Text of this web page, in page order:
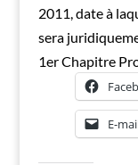
2011, date à
sera
1er Chapitre
E-